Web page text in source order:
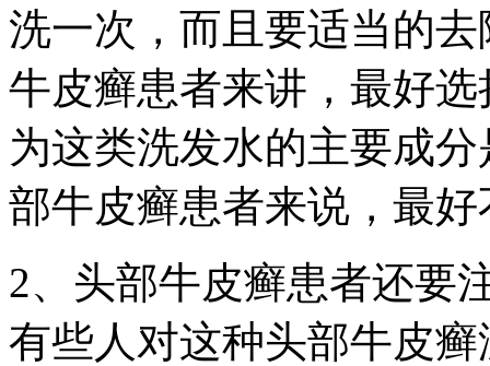
洗一次，而且要适当的
牛皮癣患者来讲，最好
为这类洗发水的主要成
部牛皮癣患者来说，最
2、头部牛皮癣患者还要
有些人对这种头部牛皮